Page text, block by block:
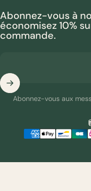
Abonnez-vous à
économisez 10%
commande.
Abonnez-vous aux